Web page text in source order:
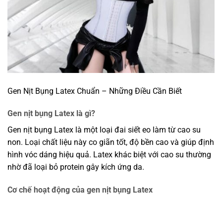
Gen Nịt Bụng Latex Chuẩn – Những Điều Cần Biết
Gen nịt bụng Latex là gì?
Gen nịt bụng Latex là một loại đai siết eo làm từ cao su
non. Loại chất liệu này co giãn tốt, độ bền cao và giúp định
hình vóc dáng hiệu quả. Latex khác biệt với cao su thường
nhờ đã loại bỏ protein gây kích ứng da.
Cơ chế hoạt động của gen nịt bụng Latex